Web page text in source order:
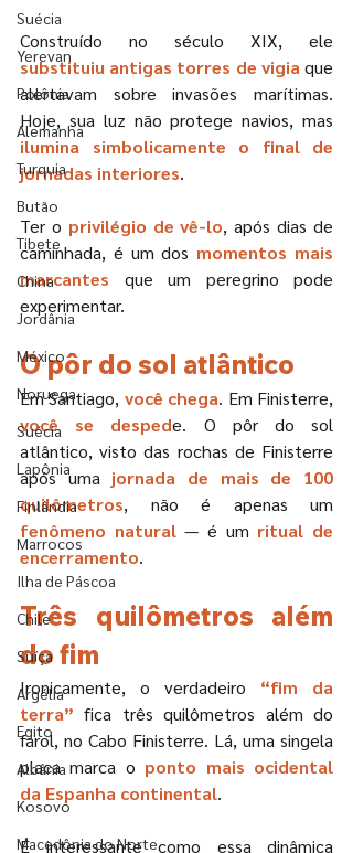
Suécia
Yerevan
Polônia
Alemanha
Turquia
Butão
Tibete
China
Jordânia
México
Noruega
Suécia
Lapônia
Finlândia
Marrocos
Ilha de Páscoa
Chile
Suíça
Argélia
Egito
Albânia
Kosovo
Macedônia do Norte
substituiu antigas torres de vigia que
alertavam sobre invasões marítimas.
Hoje, sua luz não protege navios, mas
ilumina simbolicamente o final de
jornadas interiores.
Ter o privilégio de vê-lo, após dias de
caminhada, é um dos momentos mais
marcantes que um peregrino pode
experimentar.
O pôr do sol atlântico
Em Santiago, você chega
você se despede. O pôr do sol
atlântico, visto das rochas de Finisterre
após uma jornada de mais de 100
quilômetros
fenômeno natural — é um ritual de
encerramento.
Três quilômetros além
do fim
Ironicamente, o verdadeiro “fim da
terra” fica três quilômetros além do
farol, no Cabo Finisterre. Lá, uma singela
placa marca o ponto mais ocidental
da Espanha continental.